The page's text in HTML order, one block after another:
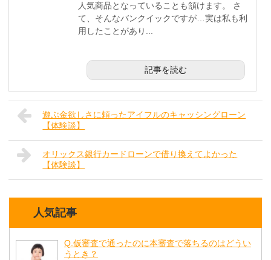
人気商品となっていることも頷けます。 さ
て、そんなバンクイックですが…実は私も利
用したことがあり...
記事を読む
遊ぶ金欲しさに頼ったアイフルのキャッシングローン
【体験談】
オリックス銀行カードローンで借り換えてよかった
【体験談】
人気記事
Q.仮審査で通ったのに本審査で落ちるのはどうい
うとき？